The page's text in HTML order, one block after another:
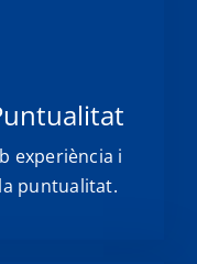
experiència i
puntualitat.